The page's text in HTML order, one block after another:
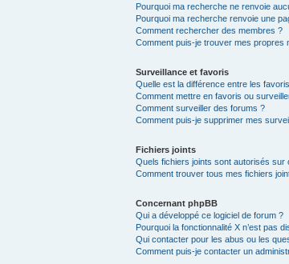
Pourquoi ma recherche ne renvoie
Pourquoi ma recherche renvoie une
Comment rechercher des membres ?
Comment puis-je trouver mes propres
Surveillance et favoris
Quelle est la différence entre les
Comment mettre en favoris ou
Comment surveiller des forums ?
Comment puis-je supprimer mes
Fichiers joints
Quels fichiers joints sont autorisés sur
Comment trouver tous mes fichiers
Concernant phpBB
Qui a développé ce logiciel de forum ?
Pourquoi la fonctionnalité X n’est pas
Qui contacter pour les abus ou les
Comment puis-je contacter un